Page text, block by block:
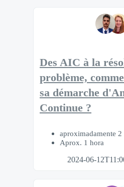
Des AIC à la
problème,
sa démarche
Continue ?
aproximadamente 2
Aprox. 1 hora
2024-06-